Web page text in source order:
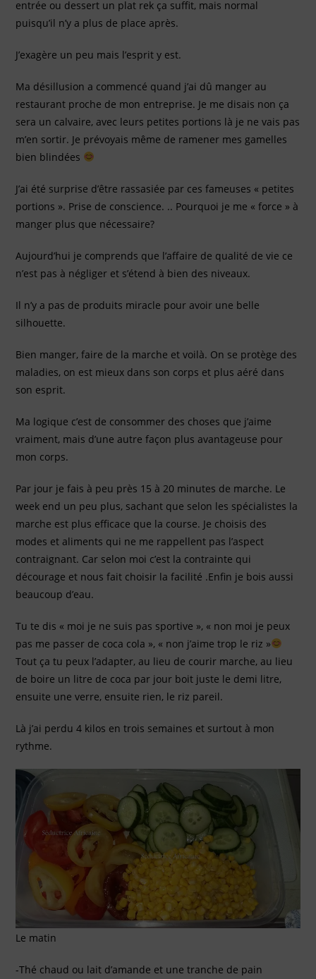
entrée ou dessert un plat rek ça suffit, mais normal
puisqu’il n’y a plus de place après.
J’exagère un peu mais l’esprit y est.
Ma désillusion a commencé quand j’ai dû manger au
restaurant proche de mon entreprise. Je me disais non ça
sera un calvaire, avec leurs petites portions là je ne vais pas
m’en sortir. Je prévoyais même de ramener mes gamelles
bien blindées
J’ai été surprise d’être rassasiée par ces fameuses « petites
portions ». Prise de conscience. .. Pourquoi je me « force » à
manger plus que nécessaire?
Aujourd’hui je comprends que l’affaire de qualité de vie ce
n’est pas à négliger et s’étend à bien des niveaux.
Il n’y a pas de produits miracle pour avoir une belle
silhouette.
Bien manger, faire de la marche et voilà. On se protège des
maladies, on est mieux dans son corps et plus aéré dans
son esprit.
Ma logique c’est de consommer des choses que j’aime
vraiment, mais d’une autre façon plus avantageuse pour
mon corps.
Par jour je fais à peu près 15 à 20 minutes de marche. Le
week end un peu plus, sachant que selon les spécialistes la
marche est plus efficace que la course. Je choisis des
modes et aliments qui ne me rappellent pas l’aspect
contraignant. Car selon moi c’est la contrainte qui
décourage et nous fait choisir la facilité .Enfin je bois aussi
beaucoup d’eau.
Tu te dis « moi je ne suis pas sportive », « non moi je peux
pas me passer de coca cola », « non j’aime trop le riz »
Tout ça tu peux l’adapter, au lieu de courir marche, au lieu
de boire un litre de coca par jour boit juste le demi litre,
ensuite une verre, ensuite rien, le riz pareil.
Là j’ai perdu 4 kilos en trois semaines et surtout à mon
rythme.
Le matin
-Thé chaud ou lait d’amande et une tranche de pain